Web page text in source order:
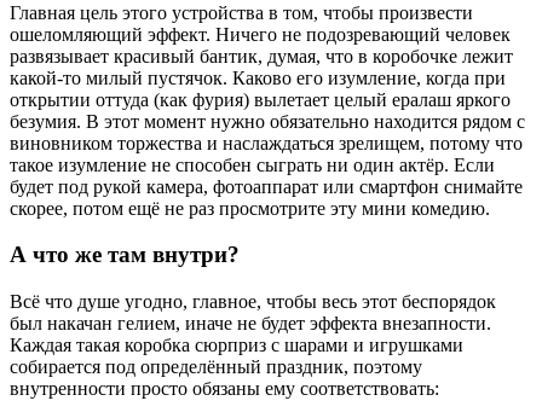
Главная цель этого устройства в том, чтобы произвести
ошеломляющий эффект. Ничего не подозревающий человек
развязывает красивый бантик, думая, что в коробочке лежит
какой-то милый пустячок. Каково его изумление, когда при
открытии оттуда (как фурия) вылетает целый ералаш яркого
безумия. В этот момент нужно обязательно находится рядом с
виновником торжества и наслаждаться зрелищем, потому что
такое изумление не способен сыграть ни один актёр. Если
будет под рукой камера, фотоаппарат или смартфон снимайте
скорее, потом ещё не раз просмотрите эту мини комедию.
А что же там внутри?
Всё что душе угодно, главное, чтобы весь этот беспорядок
был накачан гелием, иначе не будет эффекта внезапности.
Каждая такая коробка сюрприз с шарами и игрушками
собирается под определённый праздник, поэтому
внутренности просто обязаны ему соответствовать: